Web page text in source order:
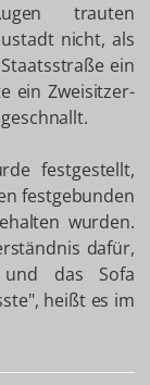
trauten
nicht, als
ein
ein Zweisitzer-
festgestellt,
festgebunden
wurden.
dafür,
das Sofa
heißt es im